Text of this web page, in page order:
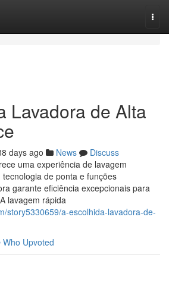
Lavadora de Alta
days ago News
Discuss
uma experiência de lavagem
de ponta e funções
garante eficiência excepcionais para
lavagem rápida
story5330659/a-escolhida-lavadora-de-
Who Upvoted